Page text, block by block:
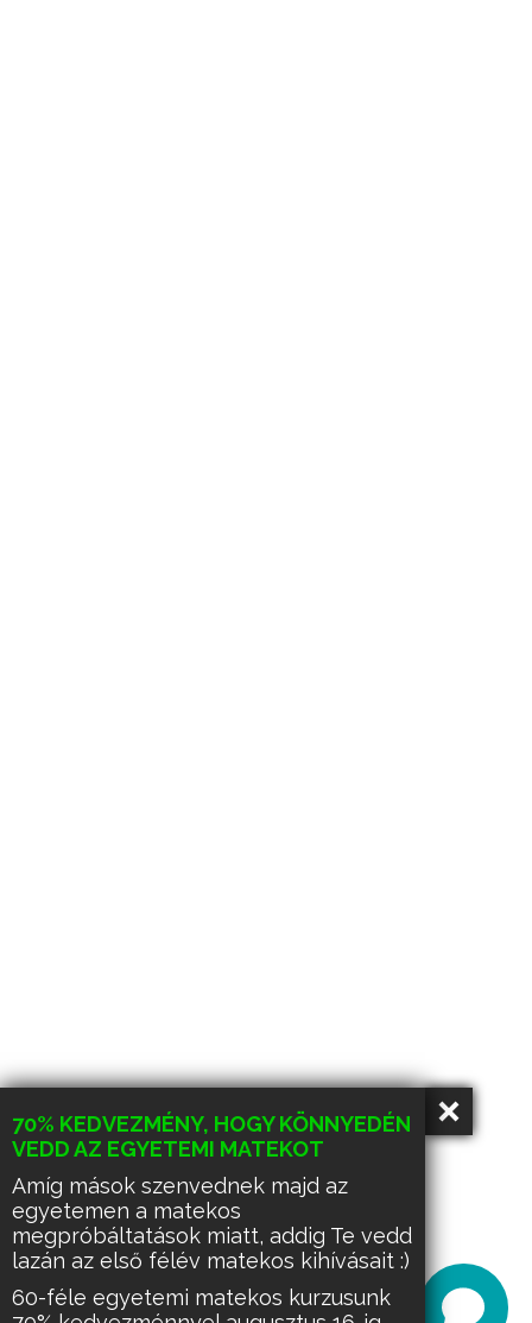
70% KEDVEZMÉNY, HOGY KÖNNYEDÉN
VEDD AZ EGYETEMI MATEKOT
Amíg mások szenvednek majd az
egyetemen a matekos
megpróbáltatások miatt, addig Te vedd
lazán az első félév matekos kihívásait :)
60-féle egyetemi matekos kurzusunk